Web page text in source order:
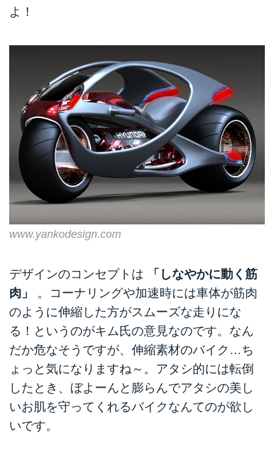
よ！
www.yankodesign.com
デザインのコンセプトは
「しなやかに動く筋
肉」
。コーナリングや加速時には車体が筋肉
のように伸縮した方がスムーズな走りにな
る！というのがキム氏の意見なのです。なん
だか危なそうですが、伸縮素材のバイク…ち
ょっと気になりますね～。アタシ的には転倒
したとき、ぼよーんと膨らんでアタシの美し
いお肌を守ってくれるバイクなんてのが欲し
いです。